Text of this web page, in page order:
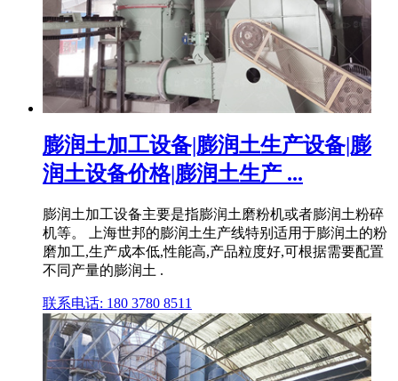
膨润土加工设备|膨润土生产设备|膨
润土设备价格|膨润土生产 ...
膨润土加工设备主要是指膨润土磨粉机或者膨润土粉碎
机等。 上海世邦的膨润土生产线特别适用于膨润土的粉
磨加工,生产成本低,性能高,产品粒度好,可根据需要配置
不同产量的膨润土 .
联系电话: 180 3780 8511